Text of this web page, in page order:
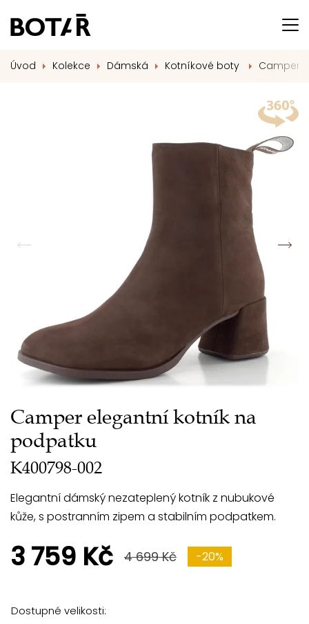
Úvod Kolekce Dámská Kotníkové boty Camper
Camper elegantní kotník na
podpatku
K400798-002
Elegantní dámský nezateplený kotník z nubukové
kůže, s postranním zipem a stabilním podpatkem.
3 759 Kč 4 699 Kč -20%
Dostupné velikosti: